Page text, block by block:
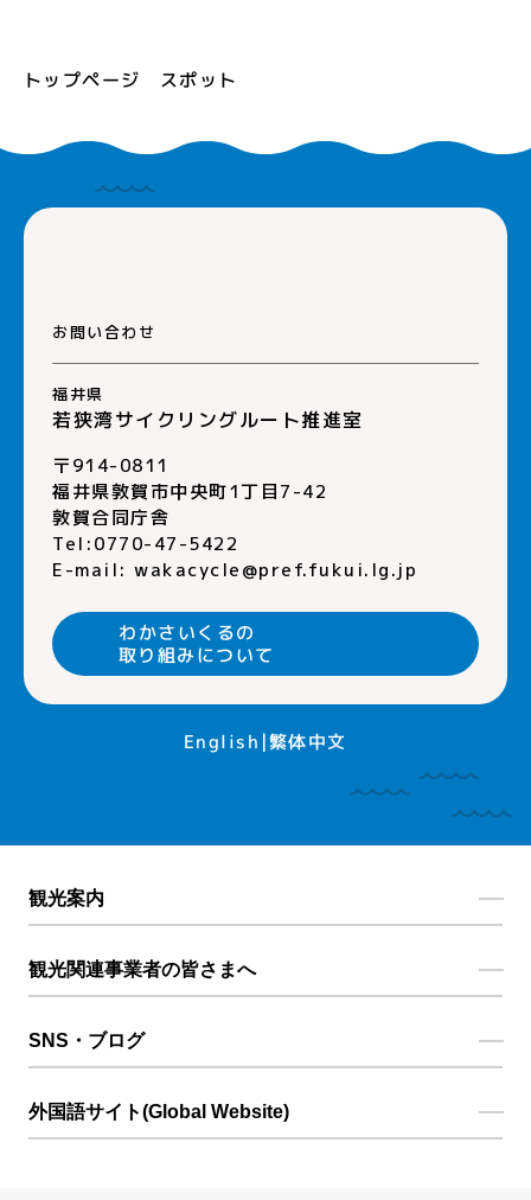
トップページ スポット
お問い合わせ
福井県
若狭湾サイクリングルート推進室
〒914-0811
福井県敦賀市中央町1丁目7-42
敦賀合同庁舎
Tel:0770-47-5422
E-mail: wakacycle@pref.fukui.lg.jp
わかさいくるの
取り組みについて
English 繁体中文
観光案内
観光関連事業者の皆さまへ
SNS・ブログ
外国語サイト(Global Website)